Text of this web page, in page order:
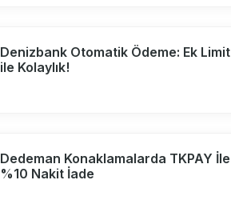
Denizbank Otomatik Ödeme: Ek Limit
ile Kolaylık!
Dedeman Konaklamalarda TKPAY İle
%10 Nakit İade